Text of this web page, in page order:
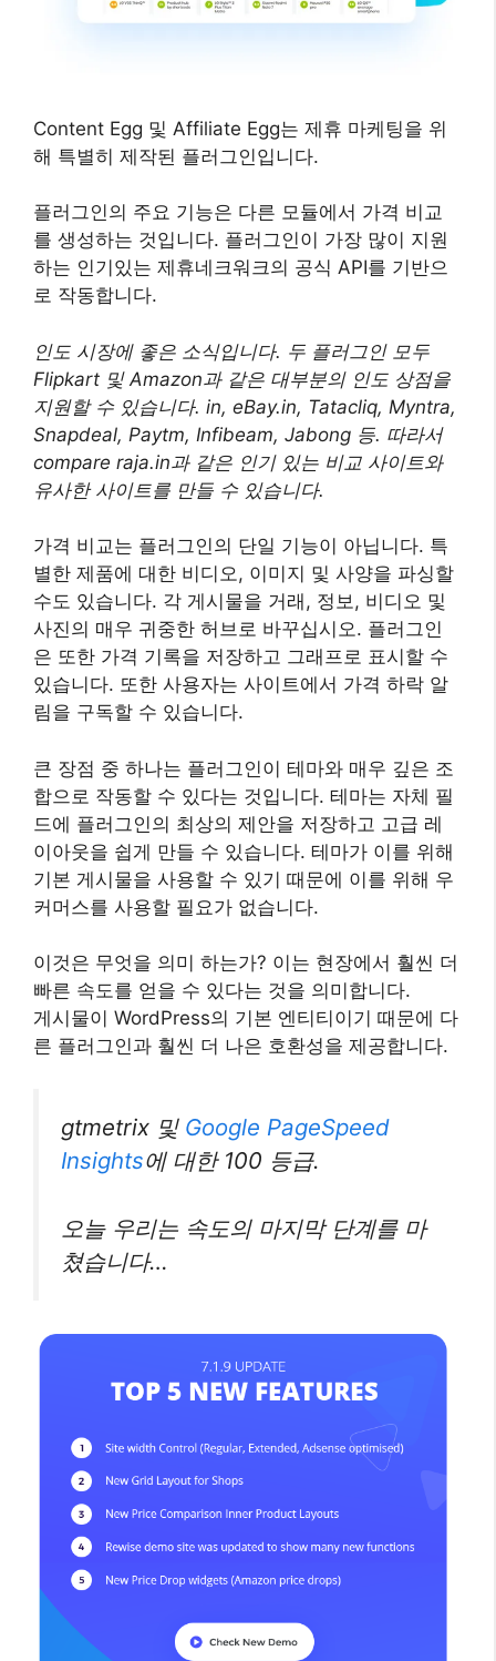
Content Egg 및 Affiliate Egg는 제휴 마케팅을 위
해 특별히 제작된 플러그인입니다.
플러그인의 주요 기능은 다른 모듈에서 가격 비교
를 생성하는 것입니다. 플러그인이 가장 많이 지원
하는 인기있는 제휴네크워크의 공식 API를 기반으
로 작동합니다.
인도 시장에 좋은 소식입니다. 두 플러그인 모두
Flipkart 및 Amazon과 같은 대부분의 인도 상점을
지원할 수 있습니다. in, eBay.in, Tatacliq, Myntra,
Snapdeal, Paytm, Infibeam, Jabong 등. 따라서
compare raja.in과 같은 인기 있는 비교 사이트와
유사한 사이트를 만들 수 있습니다.
가격 비교는 플러그인의 단일 기능이 아닙니다. 특
별한 제품에 대한 비디오, 이미지 및 사양을 파싱할
수도 있습니다. 각 게시물을 거래, 정보, 비디오 및
사진의 매우 귀중한 허브로 바꾸십시오. 플러그인
은 또한 가격 기록을 저장하고 그래프로 표시할 수
있습니다. 또한 사용자는 사이트에서 가격 하락 알
림을 구독할 수 있습니다.
큰 장점 중 하나는 플러그인이 테마와 매우 깊은 조
합으로 작동할 수 있다는 것입니다. 테마는 자체 필
드에 플러그인의 최상의 제안을 저장하고 고급 레
이아웃을 쉽게 만들 수 있습니다. 테마가 이를 위해
기본 게시물을 사용할 수 있기 때문에 이를 위해 우
커머스를 사용할 필요가 없습니다.
이것은 무엇을 의미 하는가? 이는 현장에서 훨씬 더
빠른 속도를 얻을 수 있다는 것을 의미합니다.
게시물이 WordPress의 기본 엔티티이기 때문에 다
른 플러그인과 훨씬 더 나은 호환성을 제공합니다.
gtmetrix 및 Google PageSpeed
Insights에 대한 100 등급.
오늘 우리는 속도의 마지막 단계를 마
쳤습니다…